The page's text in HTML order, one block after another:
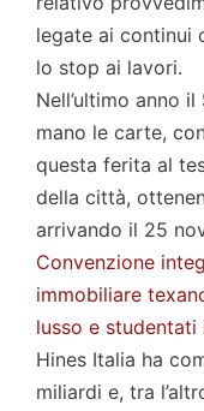
legate ai continui
lo stop ai lavori.
Nell’ultimo anno
mano le carte,
questa ferita al
della città,
arrivando il 25
Convenzione
immobiliare
lusso e
Hines Italia ha
miliardi e, tra